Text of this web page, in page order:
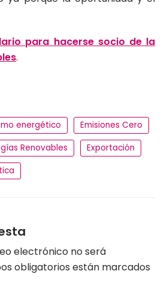
para hacerse socio de la
.
energético
Emisiones Cero
Renovables
Exportación
electrónico no será
obligatorios están marcados